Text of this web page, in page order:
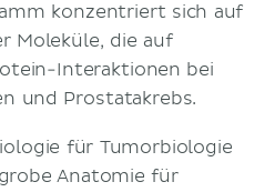
konzentriert sich auf
Moleküle, die auf
Interaktionen bei
und Prostatakrebs.
für Tumorbiologie
Anatomie für